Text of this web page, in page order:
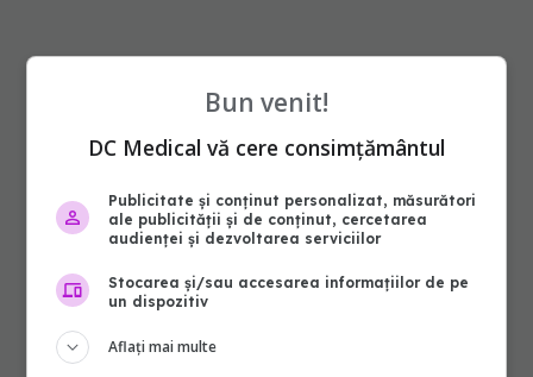
Bun venit!
DC Medical vă cere consimțământul
Publicitate și conținut personalizat, măsurători
ale publicității și de conținut, cercetarea
audienței și dezvoltarea serviciilor
Stocarea și/sau accesarea informațiilor de pe
un dispozitiv
Aflați mai multe